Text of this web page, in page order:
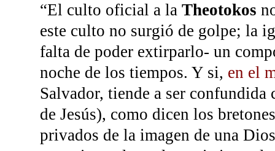
“El culto oficial a la Theotokos
este culto no surgió de golpe; la
falta de poder extirparlo- un
noche de los tiempos. Y si, en el
Salvador, tiende a ser confundida
de Jesús), como dicen los
privados de la imagen de una